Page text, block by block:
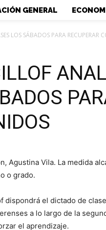
GENERAL
LOS SÁBADOS PARA RECUPERAR
Agustina Vila. La medida
o grado.
dispondrá el dictado de
a lo largo de la
el aprendizaje.